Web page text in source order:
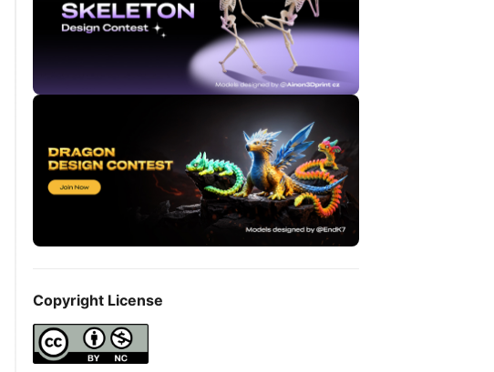
Copyright License